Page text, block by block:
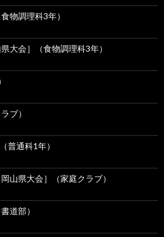
物調理科3年）
大会］（食物調理科3年）
ブ）
普通科1年）
山県大会］（家庭クラブ）
道部）